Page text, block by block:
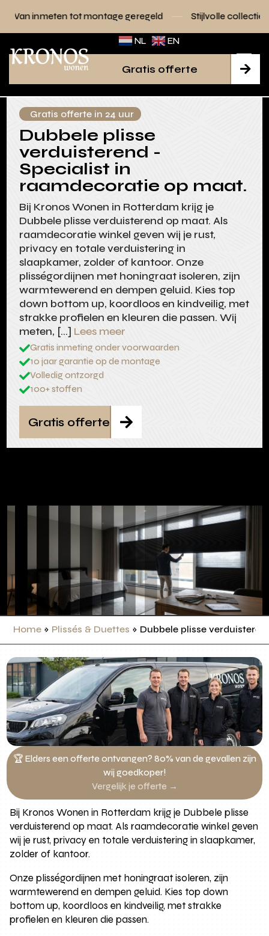
tot montage geregeld Stijlvolle collecties voor elk
NL EN

Gratis offerte
Gratis offerte in 24 uur
Dubbele plisse
verduisterend -
Specialist in
raamdecoratie op maat.
Bij Kronos Wonen in Rotterdam krijg je
Dubbele plisse verduisterend op maat. Als
raamdecoratie winkel geven wij je rust,
privacy en totale verduistering in
slaapkamer, zolder of kantoor. Onze
plisségordijnen met honingraat isoleren, zijn
warmtewerend en dempen geluid. Kies top
down bottom up, koordloos en kindveilig, met
strakke profielen en kleuren die passen. Wij
meten, […] Lees meer
Gratis inmeting onder voorwaarden
10 jaar garantie op de montage
Volledig ontzorgd
100+ stoffen

Gratis offerte
Home » Plissés & Duettes » Dubbele plisse
🏆 Elders een offerte ontvangen? 80% van de gevallen zijn
wij goedkoper!
Vergelijk je offerte →
Bij Kronos Wonen in Rotterdam krijg je Dubbele plisse
verduisterend op maat. Als raamdecoratie winkel geven
wij je rust, privacy en totale verduistering in slaapkamer,
zolder of kantoor.
Onze plisségordijnen met honingraat isoleren, zijn
warmtewerend en dempen geluid. Kies top down
bottom up, koordloos en kindveilig, met strakke
profielen en kleuren die passen.